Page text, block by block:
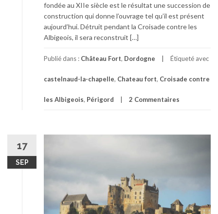
fondée au XIIe siècle est le résultat une succession de
construction qui donne l’ouvrage tel qu’il est présent
aujourd’hui. Détruit pendant la Croisade contre les
Albigeois, il sera reconstruit […]
Publié dans : Château Fort, Dordogne Étiqueté avec
castelnaud-la-chapelle, Chateau fort, Croisade contre
les Albigeois, Périgord 2 Commentaires
17
SEP